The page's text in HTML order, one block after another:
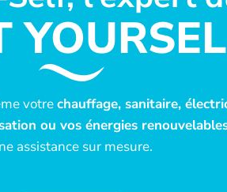
votrechauffage, sanitaire,
ou vos énergies
assistance sur mesure.